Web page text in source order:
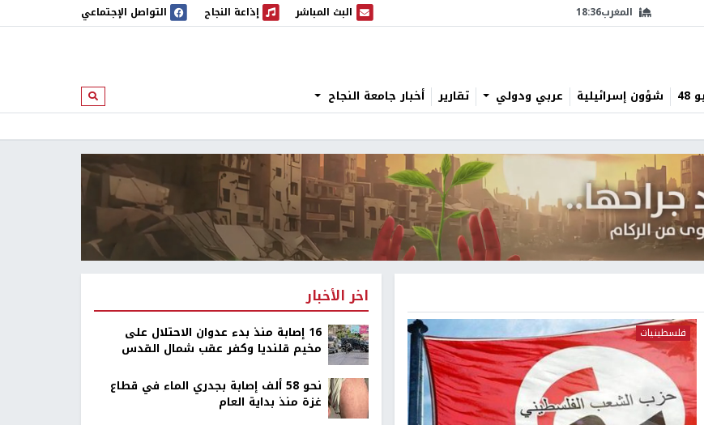
المغرب18:36 البث المباشر
البث المباشر إذاعة النجاح
إذاعة النجاح التواصل الإجتماعي
شؤون إسرائيلية عربي ودولي تقارير أخبار جامعة النجاح ابحث
فلسطينيات
اخر الأخبار
16 إصابة منذ بدء عدوان الاحتلال على
مخيم قلنديا وكفر عقب شمال القدس
نحو 58 ألف إصابة بجدري الماء في قطاع
غزة منذ بداية العام